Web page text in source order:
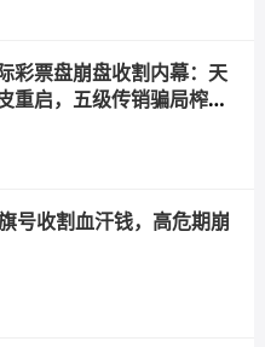
彩票盘崩盘收割内幕：天
重启，五级传销骗局榨干
号收割血汗钱，高危期崩